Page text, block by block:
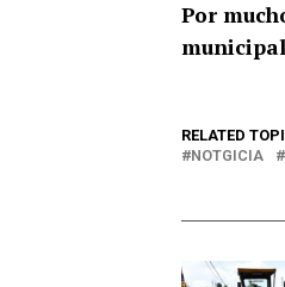
Por
RELATED
NOTGICIA